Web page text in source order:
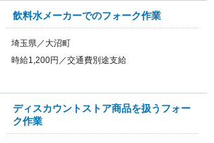
飲料水メーカーでのフォーク作業
埼玉県／大沼町
時給1,200円／交通費別途支給
ディスカウントストア商品を扱うフォー
ク作業